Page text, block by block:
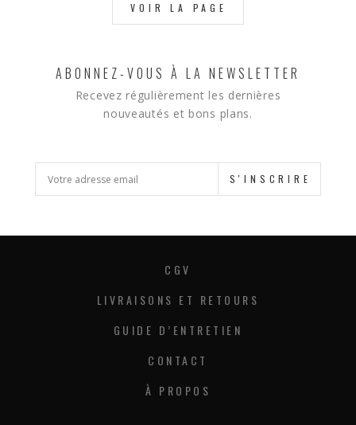
VOIR LA PAGE
ABONNEZ-VOUS À LA NEWSLETTER
Recevez régulièrement les dernières
nouveautés et bons plans.
S'INSCRIRE
CGV
LIVRAISONS ET RETOURS
GUIDE D’ENTRETIEN
CONTACT
À PROPOS